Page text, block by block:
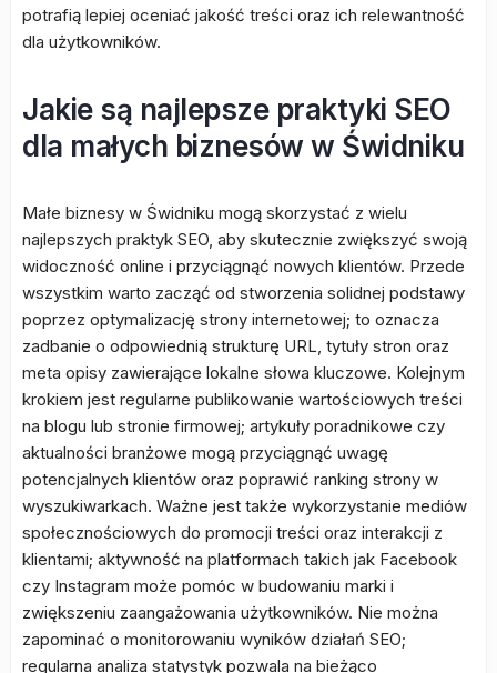
potrafią lepiej oceniać jakość treści oraz ich relewantność
dla użytkowników.
Jakie są najlepsze praktyki SEO
dla małych biznesów w Świdniku
Małe biznesy w Świdniku mogą skorzystać z wielu
najlepszych praktyk SEO, aby skutecznie zwiększyć swoją
widoczność online i przyciągnąć nowych klientów. Przede
wszystkim warto zacząć od stworzenia solidnej podstawy
poprzez optymalizację strony internetowej; to oznacza
zadbanie o odpowiednią strukturę URL, tytuły stron oraz
meta opisy zawierające lokalne słowa kluczowe. Kolejnym
krokiem jest regularne publikowanie wartościowych treści
na blogu lub stronie firmowej; artykuły poradnikowe czy
aktualności branżowe mogą przyciągnąć uwagę
potencjalnych klientów oraz poprawić ranking strony w
wyszukiwarkach. Ważne jest także wykorzystanie mediów
społecznościowych do promocji treści oraz interakcji z
klientami; aktywność na platformach takich jak Facebook
czy Instagram może pomóc w budowaniu marki i
zwiększeniu zaangażowania użytkowników. Nie można
zapominać o monitorowaniu wyników działań SEO;
regularna analiza statystyk pozwala na bieżąco